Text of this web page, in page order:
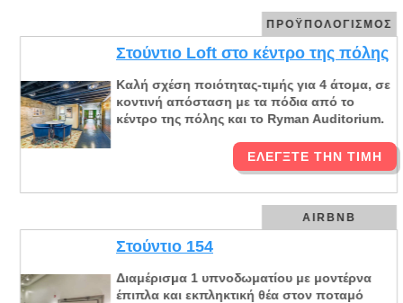
ΠΡΟΫΠΟΛΟΓΙΣΜΌΣ
Στούντιο Loft στο κέντρο της πόλης
Καλή σχέση ποιότητας-τιμής για 4 άτομα, σε
κοντινή απόσταση με τα πόδια από το
κέντρο της πόλης και το Ryman Auditorium.
ΕΛΈΓΞΤΕ ΤΗΝ ΤΙΜΉ
AIRBNB
Στούντιο 154
Διαμέρισμα 1 υπνοδωματίου με μοντέρνα
έπιπλα και εκπληκτική θέα στον ποταμό